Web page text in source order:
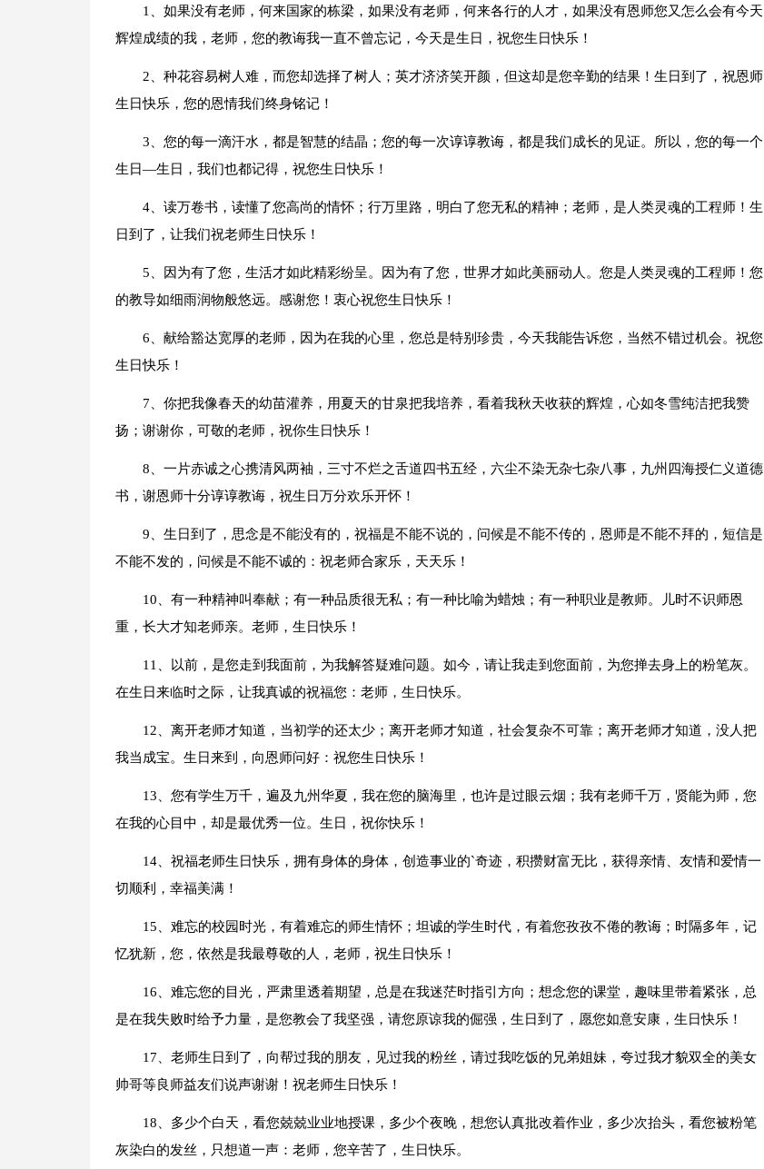
1、如果没有老师，何来国家的栋梁，如果没有老师，何来各行的人才，如果没有恩师您又怎么会有今天
辉煌成绩的我，老师，您的教诲我一直不曾忘记，今天是生日，祝您生日快乐！
2、种花容易树人难，而您却选择了树人；英才济济笑开颜，但这却是您辛勤的结果！生日到了，祝恩师
生日快乐，您的恩情我们终身铭记！
3、您的每一滴汗水，都是智慧的结晶；您的每一次谆谆教诲，都是我们成长的见证。所以，您的每一个
生日—生日，我们也都记得，祝您生日快乐！
4、读万卷书，读懂了您高尚的情怀；行万里路，明白了您无私的精神；老师，是人类灵魂的工程师！生
日到了，让我们祝老师生日快乐！
5、因为有了您，生活才如此精彩纷呈。因为有了您，世界才如此美丽动人。您是人类灵魂的工程师！您
的教导如细雨润物般悠远。感谢您！衷心祝您生日快乐！
6、献给豁达宽厚的老师，因为在我的心里，您总是特别珍贵，今天我能告诉您，当然不错过机会。祝您
生日快乐！
7、你把我像春天的幼苗灌养，用夏天的甘泉把我培养，看着我秋天收获的辉煌，心如冬雪纯洁把我赞
扬；谢谢你，可敬的老师，祝你生日快乐！
8、一片赤诚之心携清风两袖，三寸不烂之舌道四书五经，六尘不染无杂七杂八事，九州四海授仁义道德
书，谢恩师十分谆谆教诲，祝生日万分欢乐开怀！
9、生日到了，思念是不能没有的，祝福是不能不说的，问候是不能不传的，恩师是不能不拜的，短信是
不能不发的，问候是不能不诚的：祝老师合家乐，天天乐！
10、有一种精神叫奉献；有一种品质很无私；有一种比喻为蜡烛；有一种职业是教师。儿时不识师恩
重，长大才知老师亲。老师，生日快乐！
11、以前，是您走到我面前，为我解答疑难问题。如今，请让我走到您面前，为您掸去身上的粉笔灰。
在生日来临时之际，让我真诚的祝福您：老师，生日快乐。
12、离开老师才知道，当初学的还太少；离开老师才知道，社会复杂不可靠；离开老师才知道，没人把
我当成宝。生日来到，向恩师问好：祝您生日快乐！
13、您有学生万千，遍及九州华夏，我在您的脑海里，也许是过眼云烟；我有老师千万，贤能为师，您
在我的心目中，却是最优秀一位。生日，祝你快乐！
14、祝福老师生日快乐，拥有身体的身体，创造事业的`奇迹，积攒财富无比，获得亲情、友情和爱情一
切顺利，幸福美满！
15、难忘的校园时光，有着难忘的师生情怀；坦诚的学生时代，有着您孜孜不倦的教诲；时隔多年，记
忆犹新，您，依然是我最尊敬的人，老师，祝生日快乐！
16、难忘您的目光，严肃里透着期望，总是在我迷茫时指引方向；想念您的课堂，趣味里带着紧张，总
是在我失败时给予力量，是您教会了我坚强，请您原谅我的倔强，生日到了，愿您如意安康，生日快乐！
17、老师生日到了，向帮过我的朋友，见过我的粉丝，请过我吃饭的兄弟姐妹，夸过我才貌双全的美女
帅哥等良师益友们说声谢谢！祝老师生日快乐！
18、多少个白天，看您兢兢业业地授课，多少个夜晚，想您认真批改着作业，多少次抬头，看您被粉笔
灰染白的发丝，只想道一声：老师，您辛苦了，生日快乐。